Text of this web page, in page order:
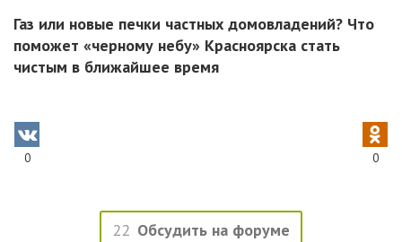
Газ или новые печки частных домовладений? Что
поможет «черному небу» Красноярска стать
чистым в ближайшее время
0 0
22 Обсудить на форуме